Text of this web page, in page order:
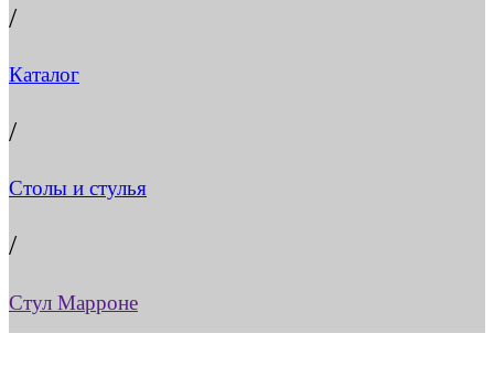
/
Каталог
/
Столы и стулья
/
Стул Марроне